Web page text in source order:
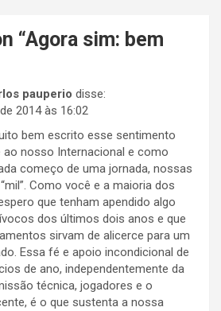
“Agora sim: bem
pauperio disse:
2014 às 16:02
bem escrito esse sentimento
ao nosso Internacional e como
começo de uma jornada, nossas
Como você e a maioria dos
que tenham apendido algo
dos últimos dois anos e que
sirvam de alicerce para um
Essa fé e apoio incondicional de
de ano, independentemente da
técnica, jogadores e o
é o que sustenta a nossa